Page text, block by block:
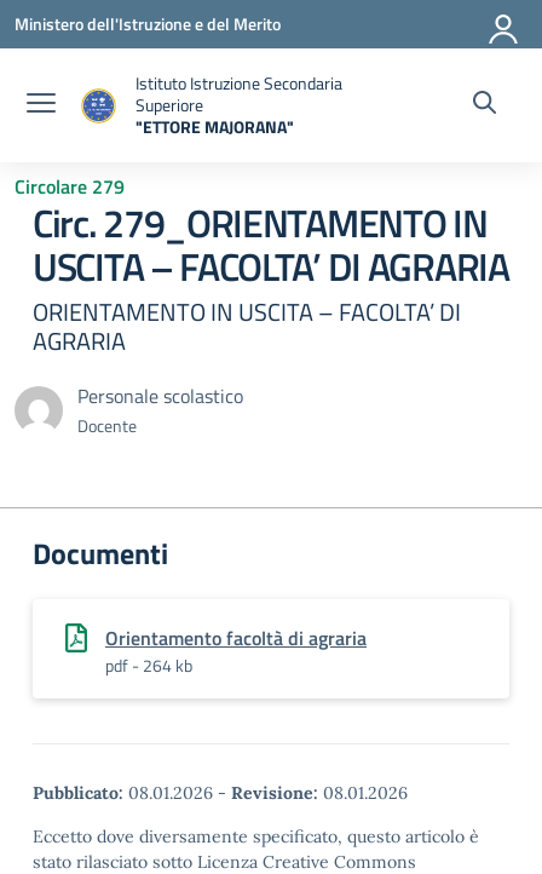
Vai ai contenuti
Vai al menu di navigazione
Vai al footer
Ministero dell'Istruzione e del Merito
Istituto Istruzione Secondaria
Superiore
"ETTORE MAJORANA"
Circolare 279
Circ. 279_ORIENTAMENTO IN
USCITA – FACOLTA’ DI AGRARIA
ORIENTAMENTO IN USCITA – FACOLTA’ DI
AGRARIA
Personale scolastico
Docente
Documenti
Orientamento facoltà di agraria
pdf - 264 kb
Pubblicato: 08.01.2026 - Revisione: 08.01.2026
Eccetto dove diversamente specificato, questo articolo è
stato rilasciato sotto Licenza Creative Commons